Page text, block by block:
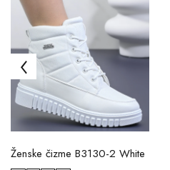
Ženske čizme B3130-2 White